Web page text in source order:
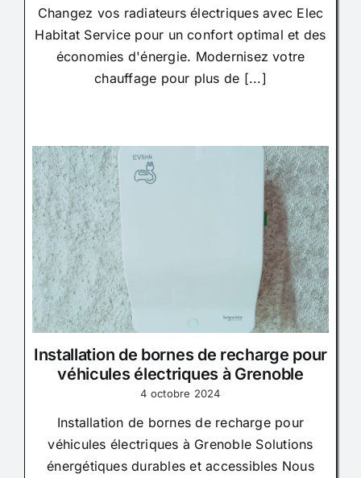
Changez vos radiateurs électriques avec Elec
Habitat Service pour un confort optimal et des
économies d'énergie. Modernisez votre
chauffage pour plus de [...]
Installation de bornes de recharge pour
véhicules électriques à Grenoble
4 octobre 2024
Installation de bornes de recharge pour
véhicules électriques à Grenoble Solutions
énergétiques durables et accessibles Nous